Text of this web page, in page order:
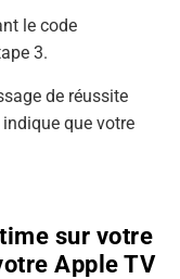
le code
3.
de réussite
indique que votre
sur votre
Apple TV